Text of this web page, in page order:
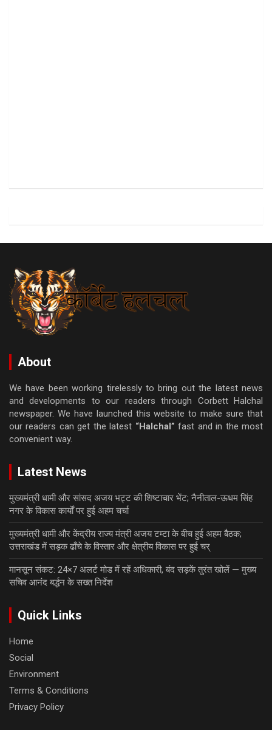
About
We have been working tirelessly to bring out the latest news
and developments to our readers through Corbett Halchal
newspaper. We have launched this website to make sure that
our readers can get the latest “Halchal” fast and in the most
convenient way.
Latest News
मुख्यमंत्री धामी और सांसद अजय भट्ट की शिष्टाचार भेंट; नैनीताल-ऊधम सिंह
नगर के विकास कार्यों पर हुई अहम चर्चा
मुख्यमंत्री धामी और केंद्रीय राज्य मंत्री अजय टम्टा के बीच हुई अहम बैठक;
उत्तराखंड में सड़क ढाँचे के विस्तार और क्षेत्रीय विकास पर हुई चर्
मानसून संकट: 24×7 अलर्ट मोड में रहें अधिकारी, बंद सड़कें तुरंत खोलें — मुख्य
सचिव आनंद बर्द्धन के सख्त निर्देश
Quick Links
Home
Social
Environment
Terms & Conditions
Privacy Policy